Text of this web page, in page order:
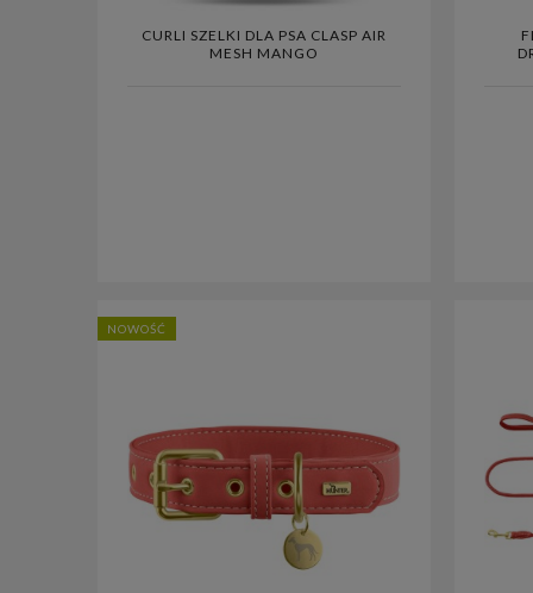
CURLI SZELKI DLA PSA CLASP AIR
MESH MANGO
NOWOŚĆ